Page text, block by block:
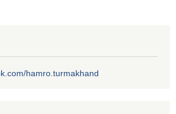
hamro.turmakhand